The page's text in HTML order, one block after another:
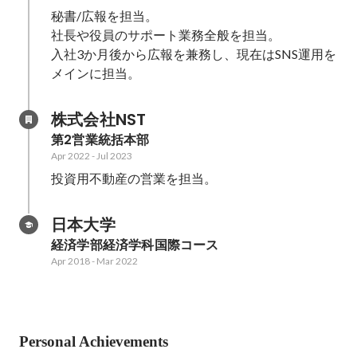
秘書/広報を担当。
社長や役員のサポート業務全般を担当。
入社3か月後から広報を兼務し、現在はSNS運用を
メインに担当。
株式会社NST
第2営業統括本部
Apr 2022 - Jul 2023
投資用不動産の営業を担当。
日本大学
経済学部経済学科国際コース
Apr 2018- Mar 2022
Personal Achievements